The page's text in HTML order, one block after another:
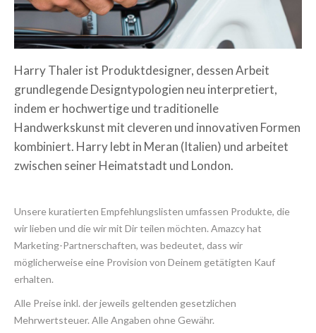
Harry Thaler ist Produktdesigner, dessen Arbeit
grundlegende Designtypologien neu interpretiert,
indem er hochwertige und traditionelle
Handwerkskunst mit cleveren und innovativen Formen
kombiniert. Harry lebt in Meran (Italien) und arbeitet
zwischen seiner Heimatstadt und London.
Unsere kuratierten Empfehlungslisten umfassen Produkte, die
wir lieben und die wir mit Dir teilen möchten. Amazcy hat
Marketing-Partnerschaften, was bedeutet, dass wir
möglicherweise eine Provision von Deinem getätigten Kauf
erhalten.
Alle Preise inkl. der jeweils geltenden gesetzlichen
Mehrwertsteuer. Alle Angaben ohne Gewähr.